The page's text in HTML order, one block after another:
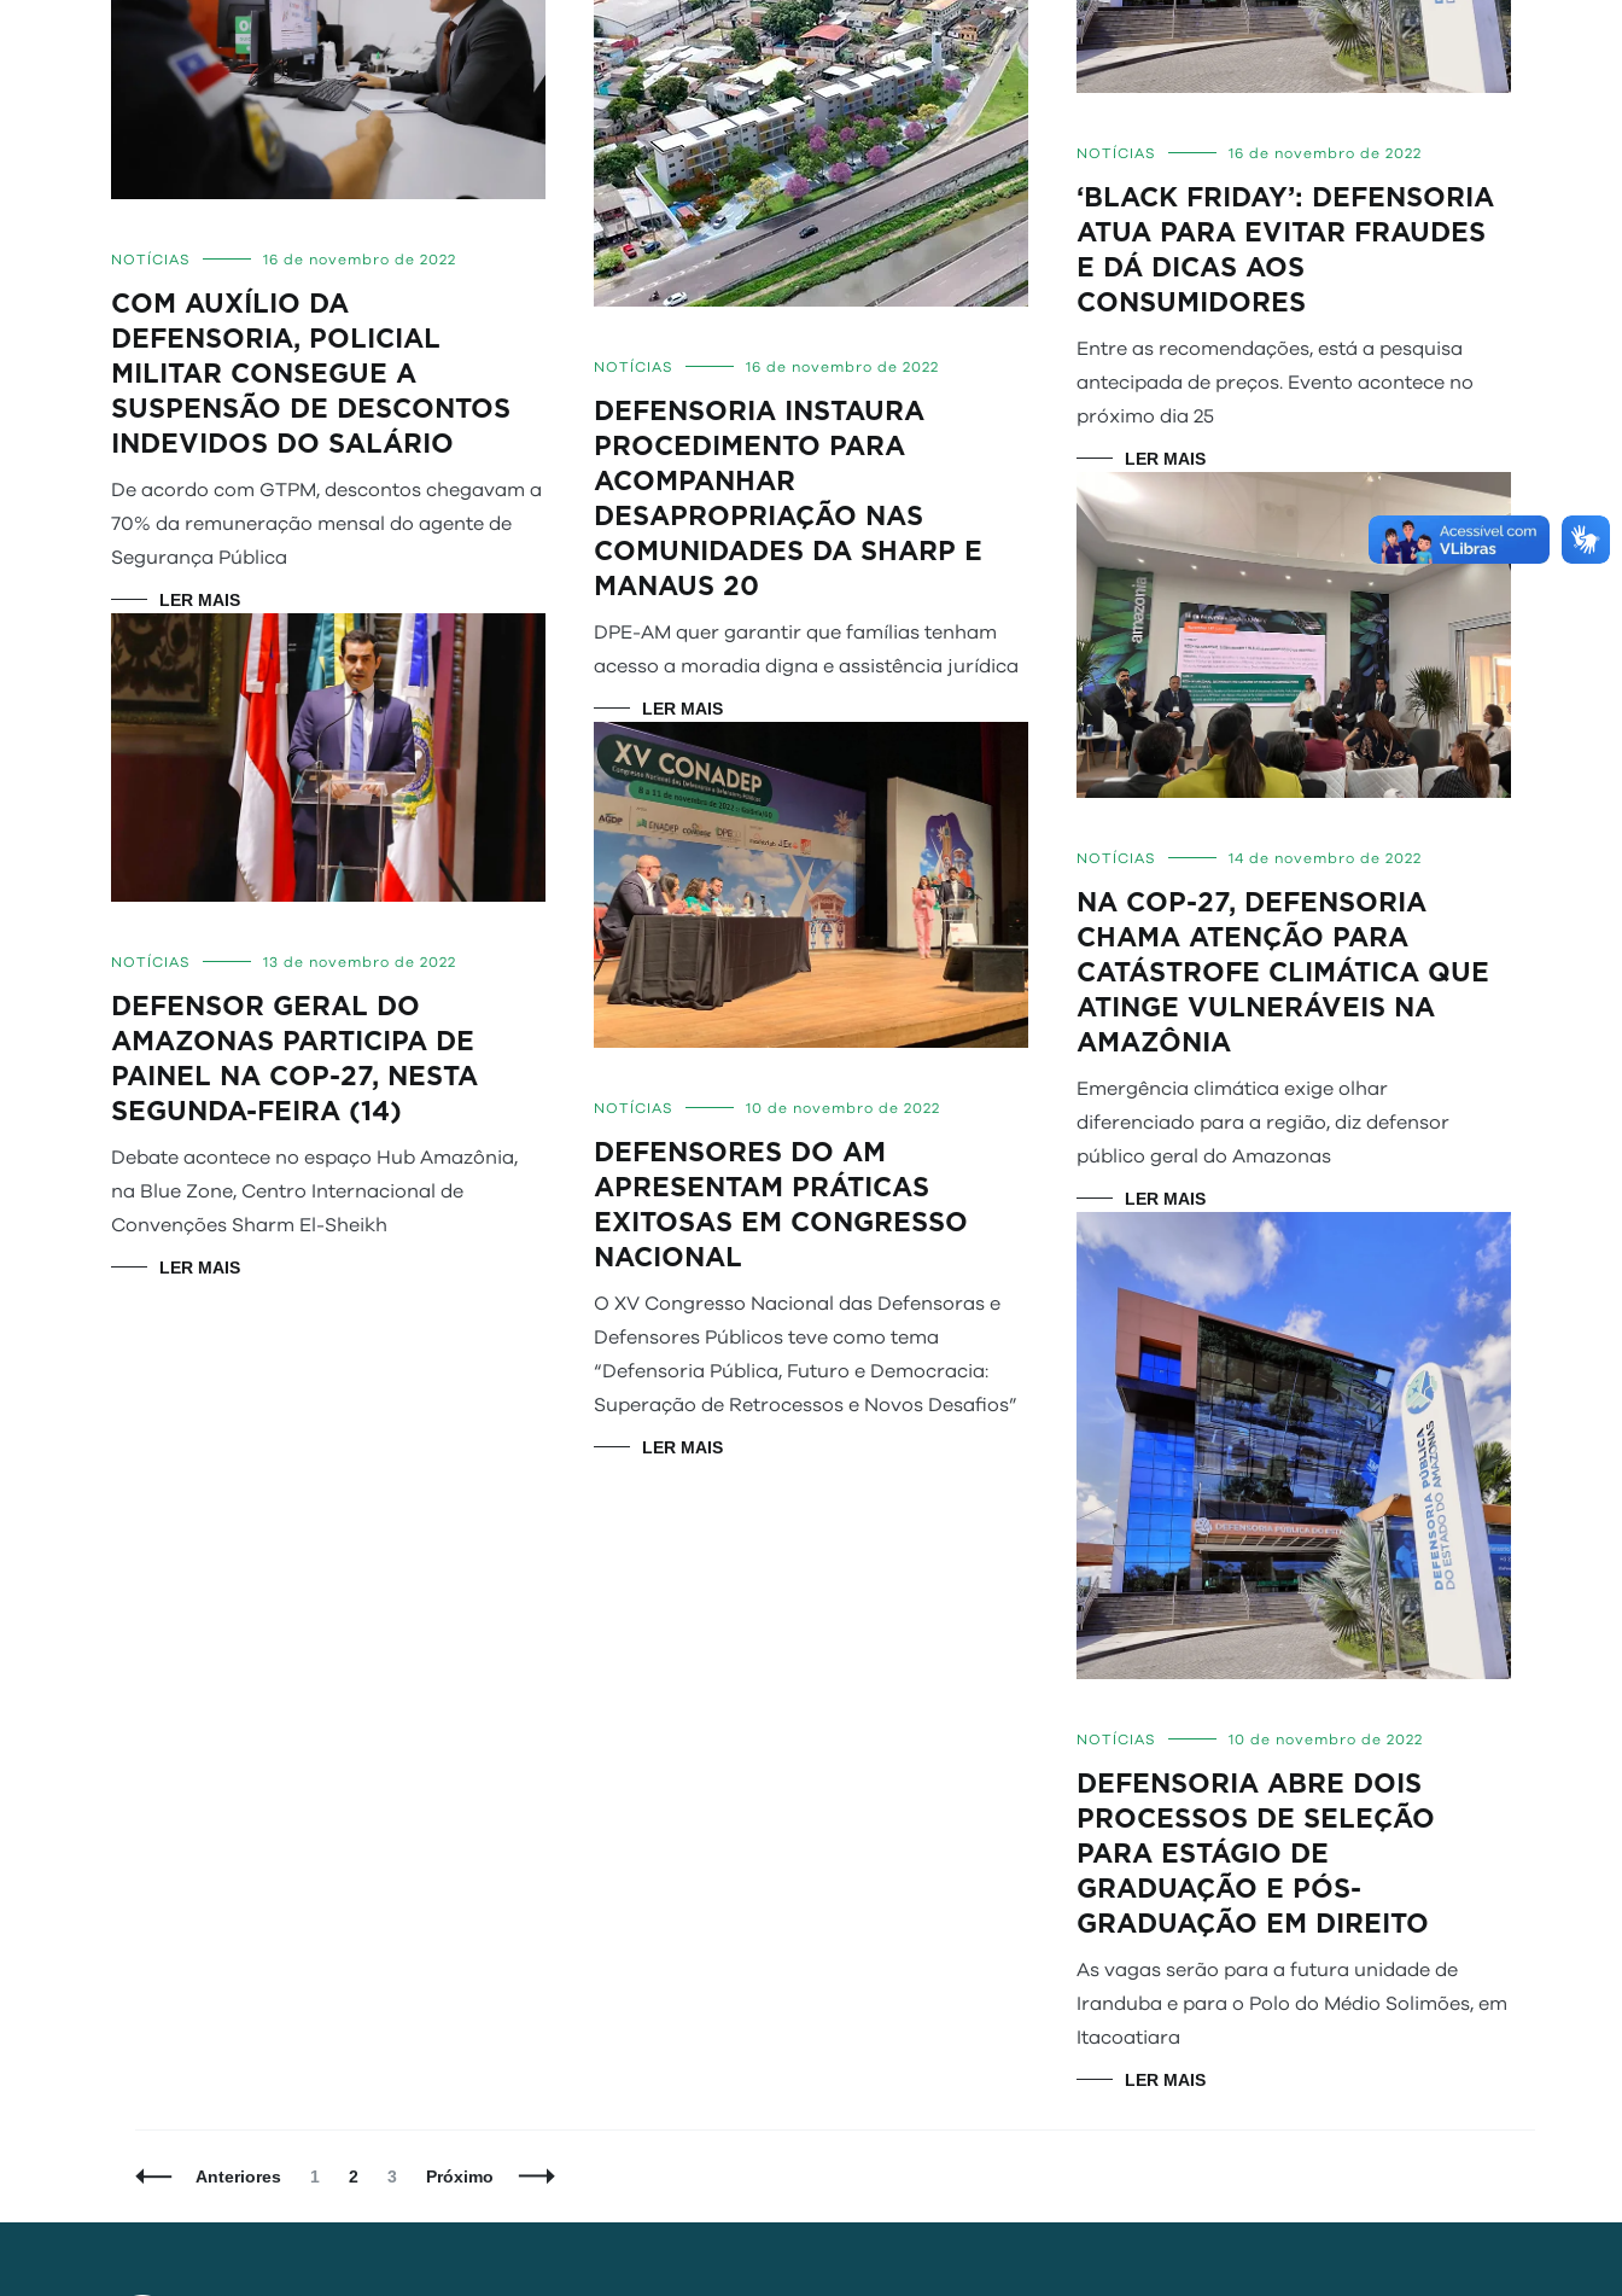
NOTÍCIAS 16 de novembro de 2022
‘BLACK FRIDAY’: DEFENSORIA
ATUA PARA EVITAR FRAUDES
E DÁ DICAS AOS
CONSUMIDORES
Entre as recomendações, está a pesquisa
antecipada de preços. Evento acontece no
próximo dia 25
LER MAIS
NOTÍCIAS 16 de novembro de 2022
COM AUXÍLIO DA
DEFENSORIA, POLICIAL
MILITAR CONSEGUE A
SUSPENSÃO DE DESCONTOS
INDEVIDOS DO SALÁRIO
De acordo com GTPM, descontos chegavam a
70% da remuneração mensal do agente de
Segurança Pública
LER MAIS
NOTÍCIAS 16 de novembro de 2022
DEFENSORIA INSTAURA
PROCEDIMENTO PARA
ACOMPANHAR
DESAPROPRIAÇÃO NAS
COMUNIDADES DA SHARP E
MANAUS 20
DPE-AM quer garantir que famílias tenham
acesso a moradia digna e assistência jurídica
LER MAIS
NOTÍCIAS 14 de novembro de 2022
NA COP-27, DEFENSORIA
CHAMA ATENÇÃO PARA
CATÁSTROFE CLIMÁTICA QUE
ATINGE VULNERÁVEIS NA
AMAZÔNIA
Emergência climática exige olhar
diferenciado para a região, diz defensor
público geral do Amazonas
LER MAIS
NOTÍCIAS 13 de novembro de 2022
DEFENSOR GERAL DO
AMAZONAS PARTICIPA DE
PAINEL NA COP-27, NESTA
SEGUNDA-FEIRA (14)
Debate acontece no espaço Hub Amazônia,
na Blue Zone, Centro Internacional de
Convenções Sharm El-Sheikh
LER MAIS
NOTÍCIAS 10 de novembro de 2022
DEFENSORES DO AM
APRESENTAM PRÁTICAS
EXITOSAS EM CONGRESSO
NACIONAL
O XV Congresso Nacional das Defensoras e
Defensores Públicos teve como tema
“Defensoria Pública, Futuro e Democracia:
Superação de Retrocessos e Novos Desafios”
LER MAIS
NOTÍCIAS 10 de novembro de 2022
DEFENSORIA ABRE DOIS
PROCESSOS DE SELEÇÃO
PARA ESTÁGIO DE
GRADUAÇÃO E PÓS-
GRADUAÇÃO EM DIREITO
As vagas serão para a futura unidade de
Iranduba e para o Polo do Médio Solimões, em
Itacoatiara
LER MAIS
NavegaçãoAnteriores Página
1 Página
2 Página
3 Próximo